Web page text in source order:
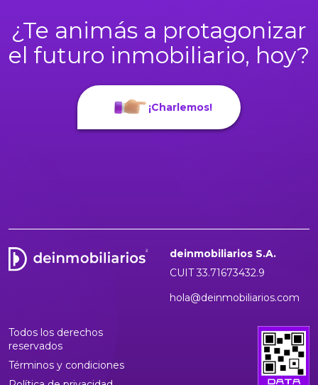
¿Te animás a protagonizar
el futuro inmobiliario, hoy?
¡Charlemos!
deinmobiliarios S.A.
CUIT 33.71673432.9
hola@deinmobiliarios.com
Todos los derechos
reservados
Términos y condiciones